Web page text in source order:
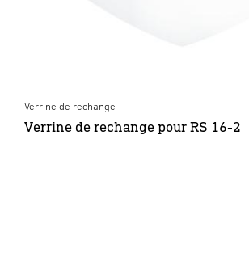
Verrine de rechange
Verrine de rechange pour RS 16-2